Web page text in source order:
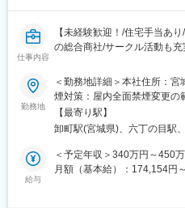
★変化を楽しみ、挑戦を歓迎
急成長フェーズならではの
なく主体的な提案やチャレン
1週間：
・座学研修を実施
入社される方のほとんどが
実施しますのでご安心して入
数か月（目安：3か月）～：
アドバイザーとして独り立ち
していただきます。
仕事内容
【未経験歓迎！/住宅手当あ
の総合商社/サークル活動も充
■業務概要：
東北地方にて医療用品の販売
医師・看護師などの方々に
ます。
はじめはマスク、注射針、ガ
将来的には新病院の立ち上
のタイミングでMRIなどの提
勤務地
＜勤務地詳細＞本社住所：
煙対策：屋内全面禁煙変更の
【最寄り駅】
卸町駅(宮城県)、六丁の目駅
給与
＜予定年収＞340万円～450
月額（基本給）：174,154円